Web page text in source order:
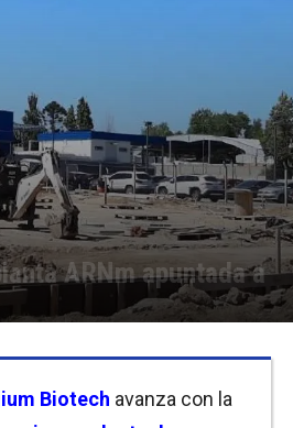
ARNm apuntada a
Biotech avanza con la